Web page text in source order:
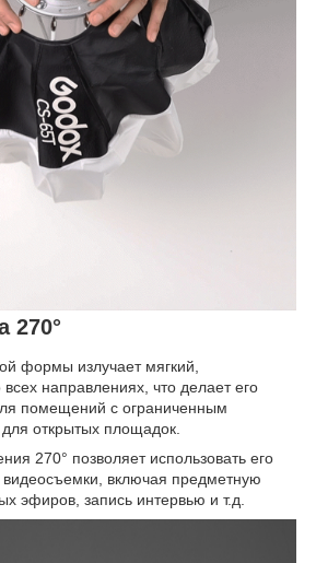
270°
формы излучает мягкий,
направлениях, что делает его
помещений с ограниченным
открытых площадок.
270° позволяет использовать его
включая предметную
эфиров, запись интервью и т.д.